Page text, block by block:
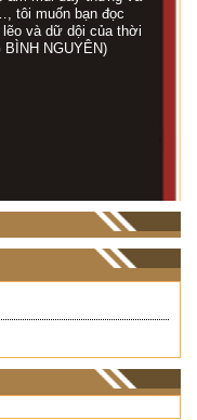
tôi muốn bạn đọc
và dữ dội của thời
NGUYÊN)